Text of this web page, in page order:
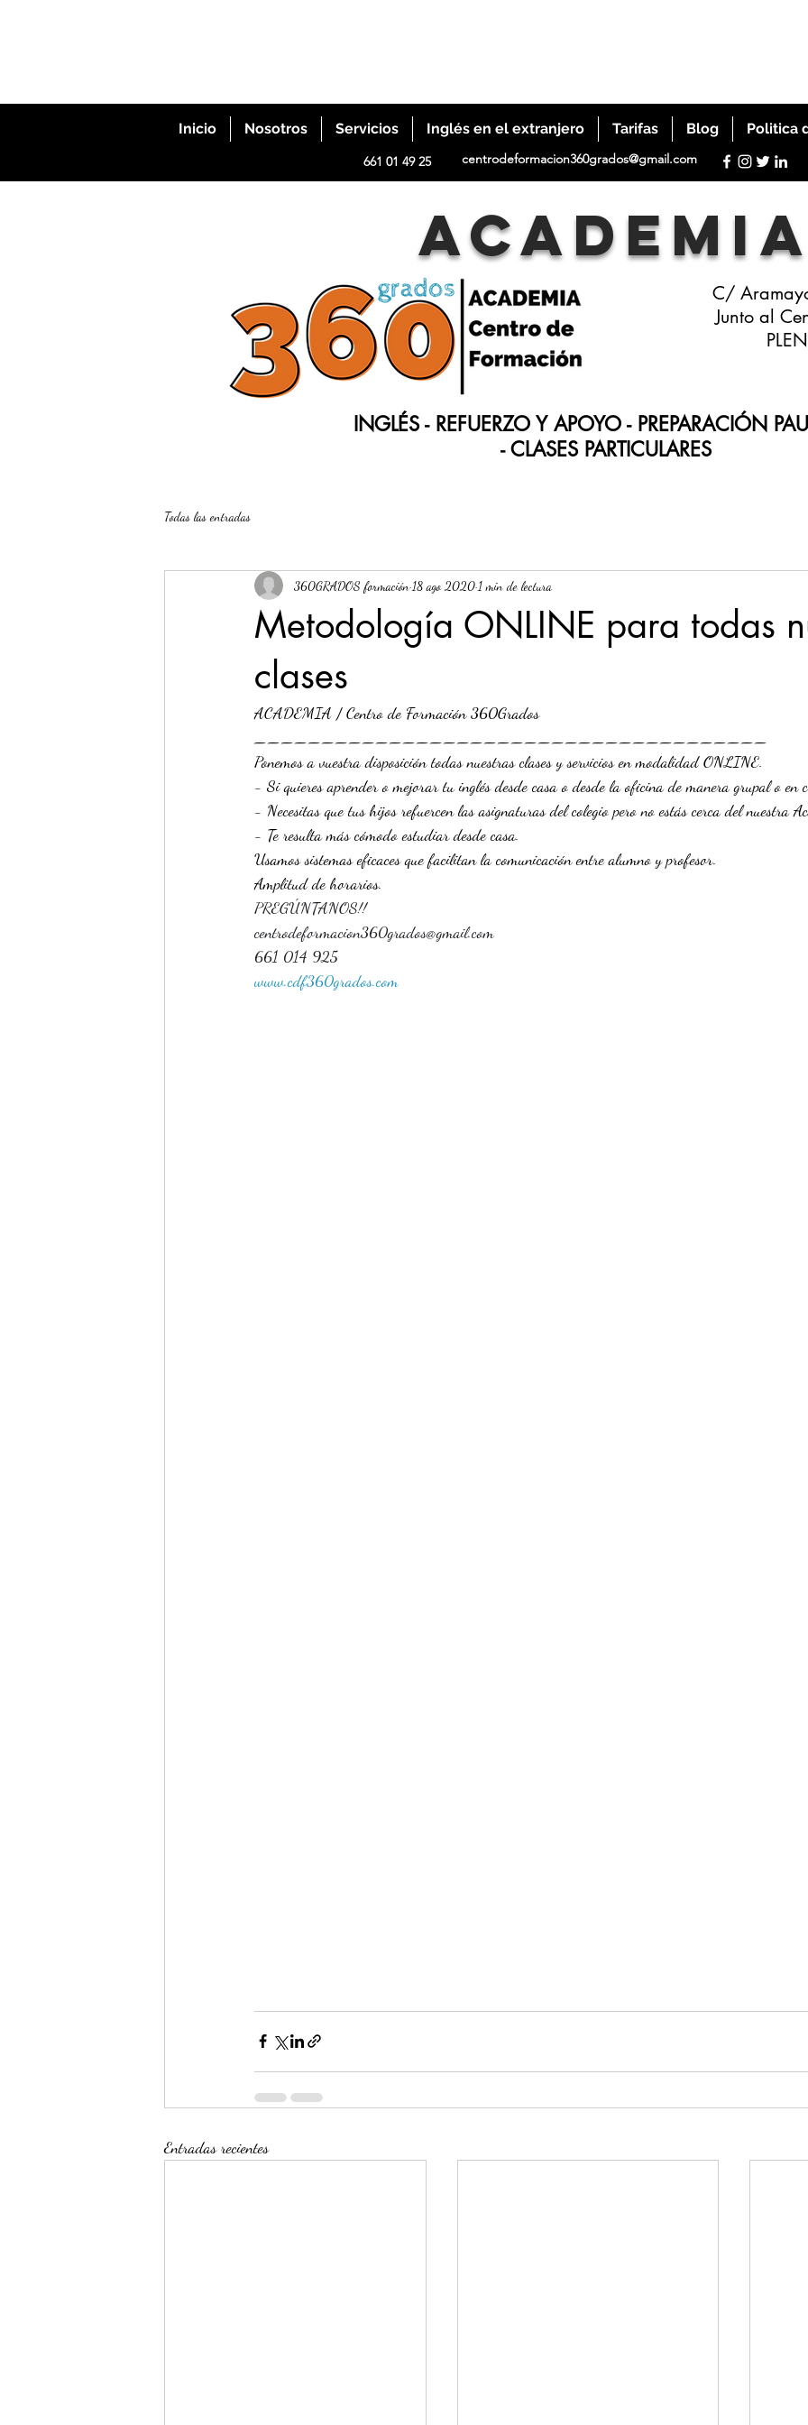
Inicio Nosotros Servicios Inglés en el extranjero Tarifas Blog Politica
661 01 49 25 centrodeformacion360grados@gmail.com
ACADEMIA
C/
Junto al
INGLÉS - REFUERZO Y APOYO - PREPARACIÓN
-CLASES PARTICULARES
Todas las entradas
Metodología ONLINE para todas
clases
360GRADOS formación 18 ago 2020 1 min de lectura
ACADEMIA / Centro de Formación 360Grados
Ponemos a vuestra disposición todas nuestras clases y servicios en modalidad ONLINE.
- Si quieres aprender o mejorar tu inglés desde casa o desde la oficina de manera grupal o en
- Necesitas que tus hijos refuercen las asignaturas del colegio pero no estás cerca del nuestra
- Te resulta más cómodo estudiar desde casa.
Usamos sistemas eficaces que facilitan la comunicación entre alumno y profesor.
Amplitud de horarios.
PREGÚNTANOS!!
centrodeformacion360grados@gmail.com
661 014 925
www.cdf360grados.com
Entradas recientes